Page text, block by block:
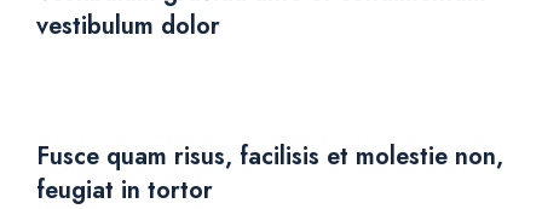
vestibulum dolor
Fusce quam risus, facilisis et molestie non,
feugiat in tortor